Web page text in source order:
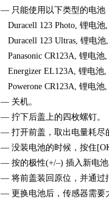
— 只能使用以下类型的电池
Duracell 123 Photo, 锂电池
Duracell 123 Ultras, 锂电池
Panasonic CR123A, 锂电池
Energizer EL123A, 锂电池,
Powerone CR123A, 锂电池
— 关机。
— 拧下后盖上的四枚螺钉。
— 打开前盖，取出电量耗尽
— 没装电池的时候，按住
— 按的极性(+/–) 插入新电
— 将前盖装回原位，并通过
— 更换电池后，传感器需要